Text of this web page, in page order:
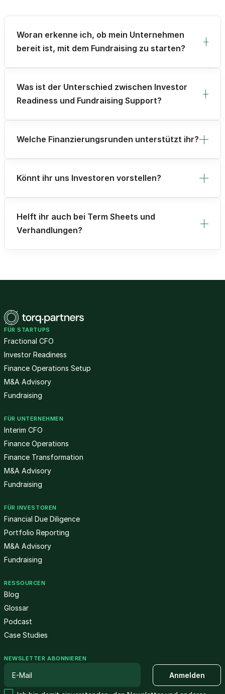
Woran erkenne ich, ob mein Unternehmen
bereit ist, mit dem Fundraising zu starten?
Was ist der Unterschied zwischen Investor
Readiness und Fundraising Support?
Welche Finanzierungsrunden unterstützt ihr?
Könnt ihr uns Investoren vorstellen?
Helft ihr auch bei Term Sheets und
Verhandlungen?
FÜR STARTUPS
Fractional CFO
Investor Readiness
Finance Operations Setup
M&A Advisory
Fundraising
FÜR UNTERNEHMEN
Interim CFO
Finance Operations
Finance Transformation
M&A Advisory
Fundraising
FÜR INVESTOREN
Financial Due Diligence
Portfolio Reporting
M&A Advisory
Fundraising
RESSOURCEN
Blog
Glossar
Podcast
Case Studies
NEWSLETTER ABONNIEREN